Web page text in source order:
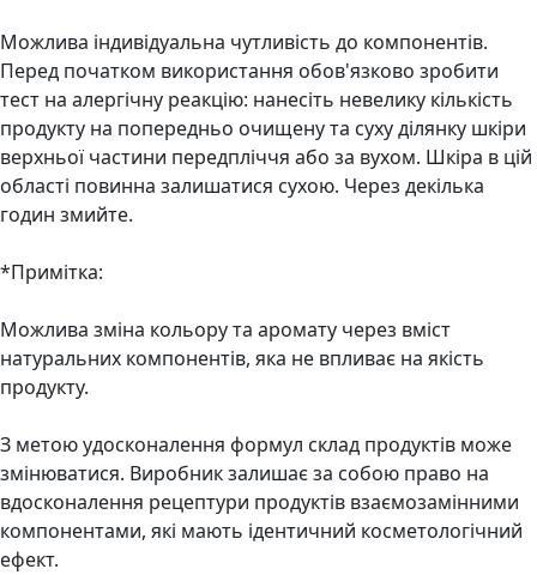
Можлива індивідуальна чутливість до компонентів.
Перед початком використання обов'язково зробити
тест на алергічну реакцію: нанесіть невелику кількість
продукту на попередньо очищену та суху ділянку шкіри
верхньої частини передпліччя або за вухом. Шкіра в цій
області повинна залишатися сухою. Через декілька
годин змийте.
*Примітка:
Можлива зміна кольору та аромату через вміст
натуральних компонентів, яка не впливає на якість
продукту.
З метою удосконалення формул склад продуктів може
змінюватися. Виробник залишає за собою право на
вдосконалення рецептури продуктів взаємозамінними
компонентами, які мають ідентичний косметологічний
ефект.